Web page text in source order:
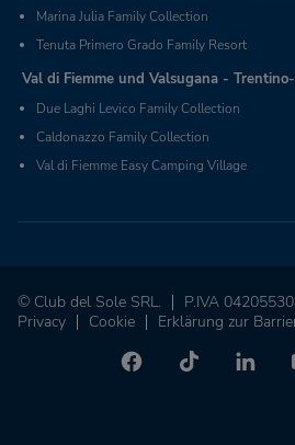
Marina Julia Family Collection
Tenuta Primero Grado Family Resort
Val di Fiemme und Valsugana -
Due Laghi Levico Family Collection
Caldonazzo Family Collection
Val di Fiemme Easy Camping Village
© Club del Sole SRL.
P.IVA
Privacy
Cookie Erklärung zur